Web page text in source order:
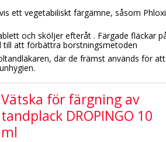
ett vegetabiliskt färgämne, såsom
och sköljer efteråt . Färgade fläckar
till att förbättra borstningsmetoden
där de främst används för
Vätska för färgning av
tandplack DROPINGO 10
ml